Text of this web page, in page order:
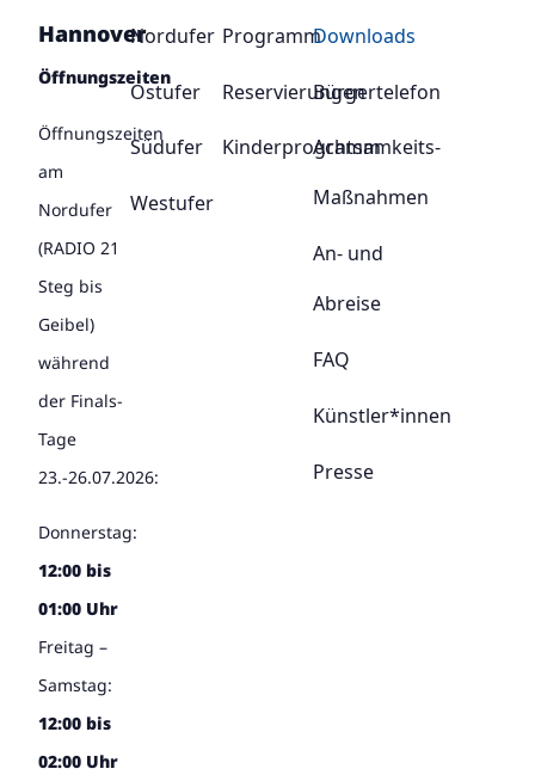
Hannover
Öffnungszeiten
Öffnungszeiten
am
Nordufer
(RADIO 21
Steg bis
Geibel)
während
der Finals-
Tage
23.-26.07.2026:
Donnerstag:
12:00 bis
01:00 Uhr
Freitag –
Samstag:
12:00 bis
02:00 Uhr
Nordufer
Ostufer
Südufer
Westufer
Programm
Reservierungen
Kinderprogramm
Downloads
Bürgertelefon
Achtsamkeits-
Maßnahmen
An- und
Abreise
FAQ
Künstler*innen
Presse